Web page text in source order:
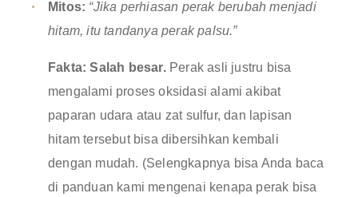
Mitos: “Jika perhiasan perak berubah menjadi
hitam, itu tandanya perak palsu.”
Fakta: Salah besar.Perak asli justru bisa
mengalami proses oksidasi alami akibat
paparan udara atau zat sulfur, dan lapisan
hitam tersebut bisa dibersihkan kembali
dengan mudah. (Selengkapnya bisa Anda baca
di panduan kami mengenai kenapa perak bisa